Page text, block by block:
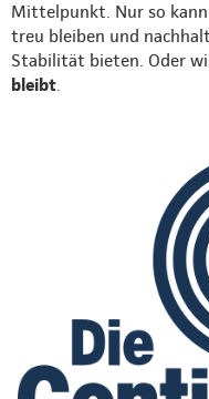
Mittelpunkt. Nur so kann
treu bleiben und
Stabilität bieten. Oder
bleibt.